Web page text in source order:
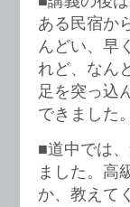
ある民宿か
んどい、早
れど、なん
足を突っ込
できました
■道中では
ました。高
か、教えて